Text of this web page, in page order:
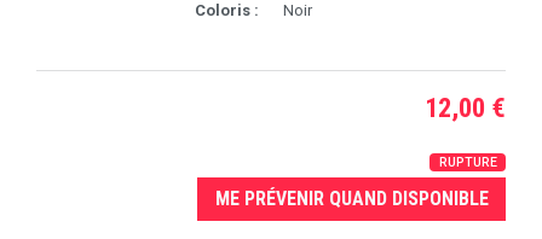
Coloris :
Noir
12,00 €
RUPTURE
ME PRÉVENIR QUAND DISPONIBLE